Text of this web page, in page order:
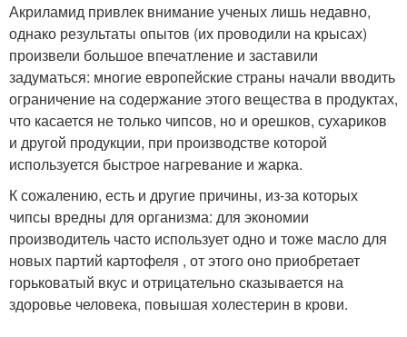
Акриламид привлек внимание ученых лишь недавно,
однако результаты опытов (их проводили на крысах)
произвели большое впечатление и заставили
задуматься: многие европейские страны начали вводить
ограничение на содержание этого вещества в продуктах,
что касается не только чипсов, но и орешков, сухариков
и другой продукции, при производстве которой
используется быстрое нагревание и жарка.
К сожалению, есть и другие причины, из-за которых
чипсы вредны для организма: для экономии
производитель часто использует одно и тоже масло для
новых партий картофеля , от этого оно приобретает
горьковатый вкус и отрицательно сказывается на
здоровье человека, повышая холестерин в крови.